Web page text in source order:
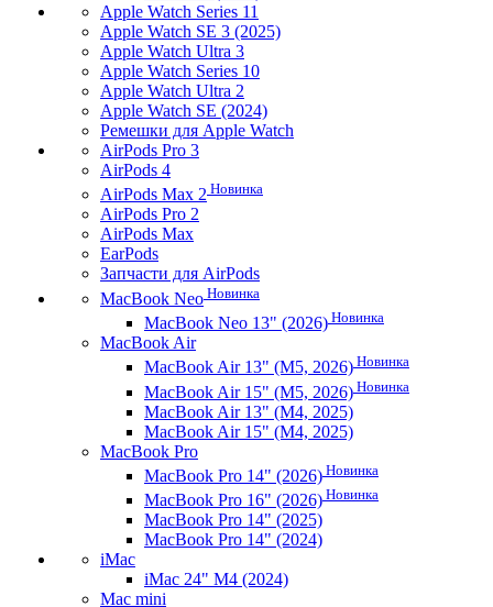
Apple Watch Series 11
Apple Watch SE 3 (2025)
Apple Watch Ultra 3
Apple Watch Series 10
Apple Watch Ultra 2
Apple Watch SE (2024)
Ремешки для Apple Watch
AirPods Pro 3
AirPods 4
AirPods Max 2 Новинка
AirPods Pro 2
AirPods Max
EarPods
Запчасти для AirPods
MacBook Neo Новинка
MacBook Neo 13" (2026) Новинка
MacBook Air
MacBook Air 13" (M5, 2026) Новинка
MacBook Air 15" (M5, 2026) Новинка
MacBook Air 13" (M4, 2025)
MacBook Air 15" (M4, 2025)
MacBook Pro
MacBook Pro 14" (2026) Новинка
MacBook Pro 16" (2026) Новинка
MacBook Pro 14" (2025)
MacBook Pro 14" (2024)
iMac
iMac 24" M4 (2024)
Mac mini